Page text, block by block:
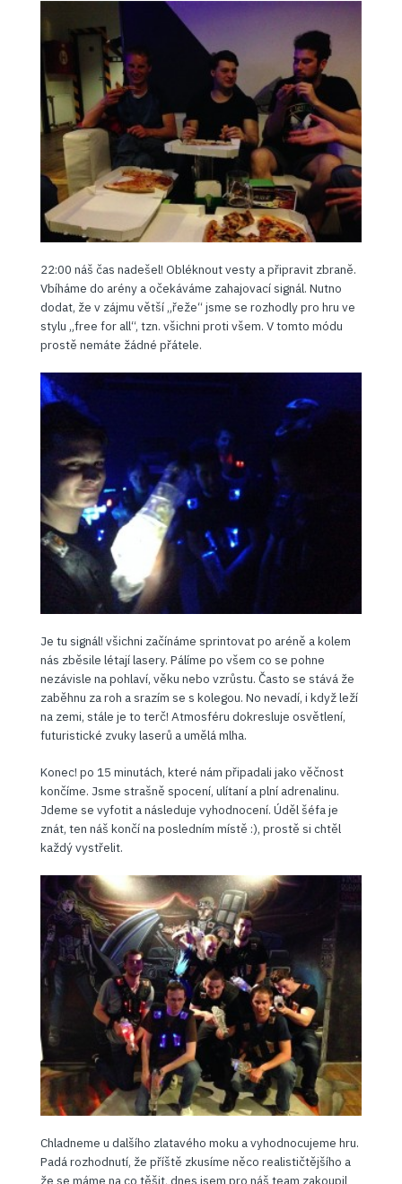
22:00 náš čas nadešel! Obléknout vesty a připravit zbraně.
Vbíháme do arény a očekáváme zahajovací signál. Nutno
dodat, že v zájmu větší „řeže“ jsme se rozhodly pro hru ve
stylu „free for all“, tzn. všichni proti všem. V tomto módu
prostě nemáte žádné přátele.
Je tu signál! všichni začínáme sprintovat po aréně a kolem
nás zběsile létají lasery. Pálíme po všem co se pohne
nezávisle na pohlaví, věku nebo vzrůstu. Často se stává že
zaběhnu za roh a srazím se s kolegou. No nevadí, i když leží
na zemi, stále je to terč! Atmosféru dokresluje osvětlení,
futuristické zvuky laserů a umělá mlha.
Konec! po 15 minutách, které nám připadali jako věčnost
končíme. Jsme strašně spocení, ulítaní a plní adrenalinu.
Jdeme se vyfotit a následuje vyhodnocení. Úděl šéfa je
znát, ten náš končí na posledním místě :), prostě si chtěl
každý vystřelit.
Chladneme u dalšího zlatavého moku a vyhodnocujeme hru.
Padá rozhodnutí, že příště zkusíme něco realističtějšího a
že se máme na co těšit, dnes jsem pro náš team zakoupil